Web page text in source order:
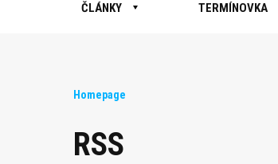
ČLÁNKY TERMÍNOVKA
Homepage
RSS